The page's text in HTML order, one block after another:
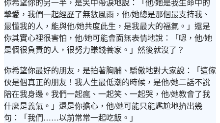
你希望你的另一半，是笑中帶淚地說：「他/她是我生命中的
摯愛，我們一起經歷了無數風雨，他/她總是那個最支持我、
最懂我的人，能與他/她共度此生，是我最大的福氣。」還是
你其實心裡很害怕，他/她可能會面無表情地說：「嗯，他/她
是個很負責的人，很努力賺錢養家。」然後就沒了？
你希望你最好的朋友，是拍著胸脯、驕傲地對大家說：「這傢
伙是個真正的朋友！我人生最低潮的時候，是他/她二話不說
陪在我身邊。我們一起瘋、一起笑、一起哭，他/她教會了我
什麼是義氣。」還是你擔心，他/她可能只能尷尬地擠出幾
句：「我們……以前常常一起吃飯。」